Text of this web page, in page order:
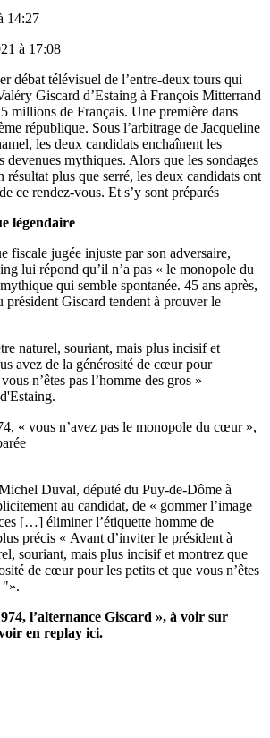
14:27
à 17:08
débat télévisuel de l’entre-deux tours qui
Giscard d’Estaing à François Mitterrand
millions de Français. Une première dans
république. Sous l’arbitrage de Jacqueline
les deux candidats enchaînent les
devenues mythiques. Alors que les sondages
résultat plus que serré, les deux candidats ont
ce rendez-vous. Et s’y sont préparés
légendaire
fiscale jugée injuste par son adversaire,
lui répond qu’il n’a pas « le monopole du
qui semble spontanée. 45 ans après,
président Giscard tendent à prouver le
naturel, souriant, mais plus incisif et
avez de la générosité de cœur pour
n’êtes pas l’homme des gros »
« vous n’avez pas le monopole du cœur »,
Duval, député du Puy-de-Dôme à
au candidat, de « gommer l’image
[…] éliminer l’étiquette homme de
précis « Avant d’inviter le président à
souriant, mais plus incisif et montrez que
de cœur pour les petits et que vous n’êtes
"».
l’alternance Giscard », à voir sur
en replay ici.